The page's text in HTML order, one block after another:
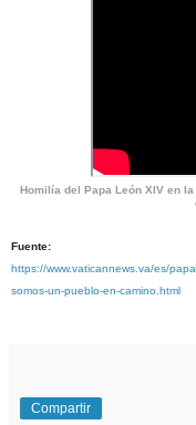
Homilía del Papa León XIV en
Fuente:
https://www.vaticannews.va/es/
somos-un-pueblo-en-camino.html
Compartir